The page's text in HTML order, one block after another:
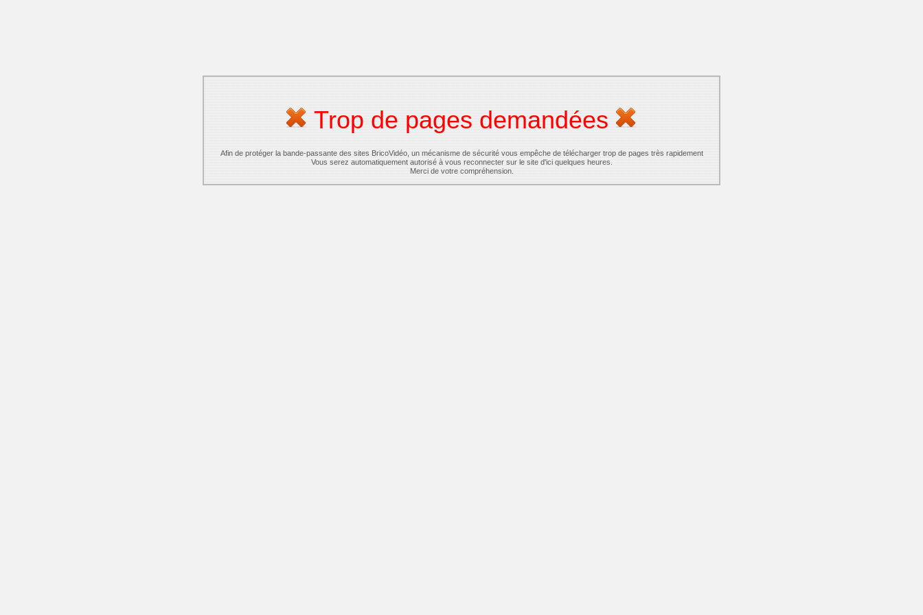
Trop de pages demandées
Afin de protéger la bande-passante des sites BricoVidéo, un mécanisme de sécurité vous empêche de télécharger trop de pages très rapidement
Vous serez automatiquement autorisé à vous reconnecter sur le site d'ici quelques heures.
Merci de votre compréhension.